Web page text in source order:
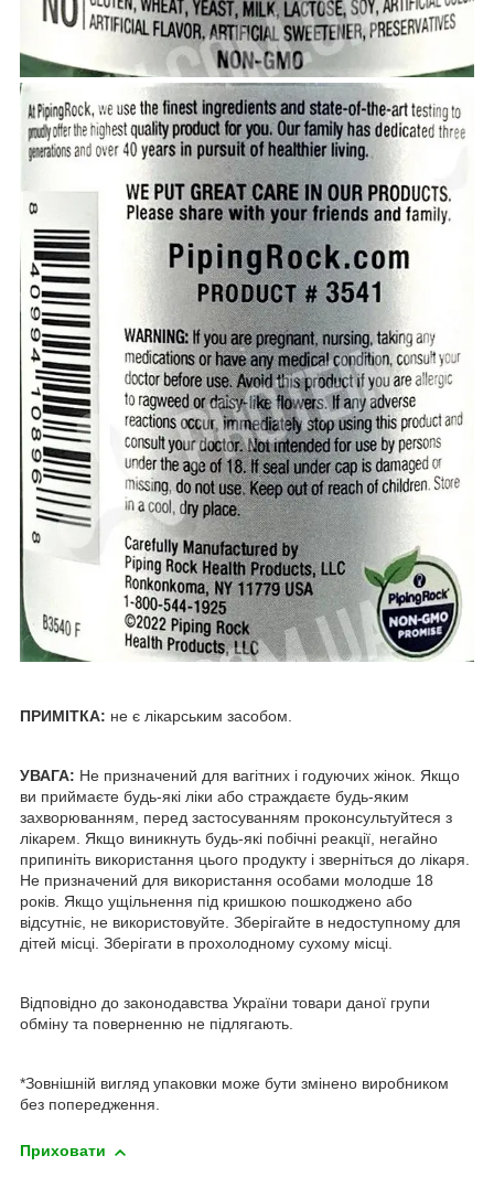
ПРИМІТКА: не є лікарським засобом.
УВАГА: Не призначений для вагітних і годуючих жінок. Якщо
ви приймаєте будь-які ліки або страждаєте будь-яким
захворюванням, перед застосуванням проконсультуйтеся з
лікарем. Якщо виникнуть будь-які побічні реакції, негайно
припиніть використання цього продукту і зверніться до лікаря.
Не призначений для використання особами молодше 18
років. Якщо ущільнення під кришкою пошкоджено або
відсутніє, не використовуйте. Зберігайте в недоступному для
дітей місці. Зберігати в прохолодному сухому місці.
Відповідно до законодавства України товари даної групи
обміну та поверненню не підлягають.
*Зовнішній вигляд упаковки може бути змінено виробником
без попередження.
Приховати